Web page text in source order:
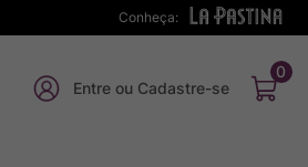
Conheça:
0